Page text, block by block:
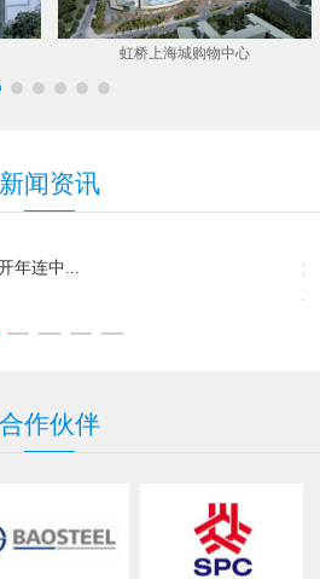
虹桥上海城购物中心
新闻资讯
年连中...
合作伙伴